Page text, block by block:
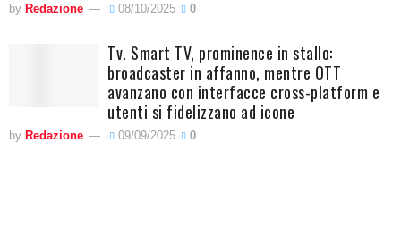
by Redazione 08/10/2025 0
Tv. Smart TV, prominence in stallo:
broadcaster in affanno, mentre OTT
avanzano con interfacce cross-platform e
utenti si fidelizzano ad icone
by Redazione 09/09/2025 0